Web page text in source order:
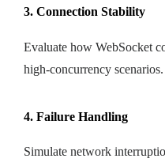
3. Connection Stability
Evaluate how WebSocket
high-concurrency scenarios.
4. Failure Handling
Simulate network